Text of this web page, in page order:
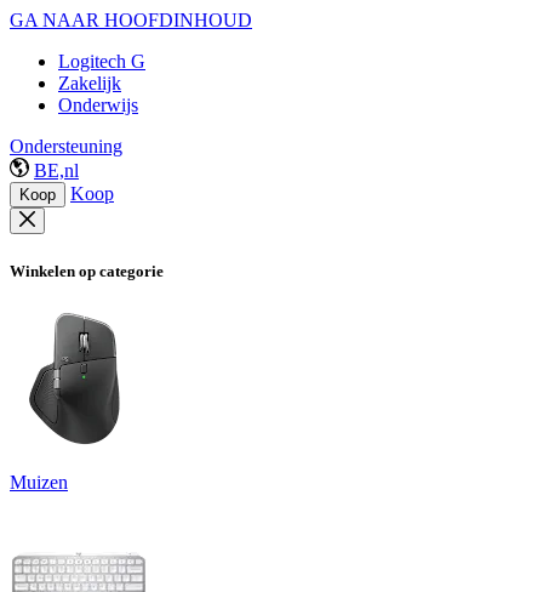
GA NAAR HOOFDINHOUD
Logitech G
Zakelijk
Onderwijs
Ondersteuning
BE,nl
Koop Koop
Winkelen op categorie
Muizen